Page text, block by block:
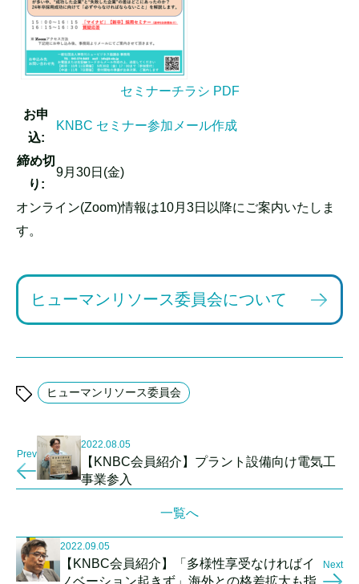
セミナーチラシ PDF
お申
込:
KNBC セミナー参加メール作成
締め切
り:
9月30日(金)
オンライン(Zoom)情報は10月3日以降にご案内いたしま
す。
ヒューマンリソース委員会について
ヒューマンリソース委員会
Prev
2022.08.05
【KNBC会員紹介】プラント設備向け電気工
事業参入
一覧へ
2022.09.05
【KNBC会員紹介】「多様性享受なければイ
Next